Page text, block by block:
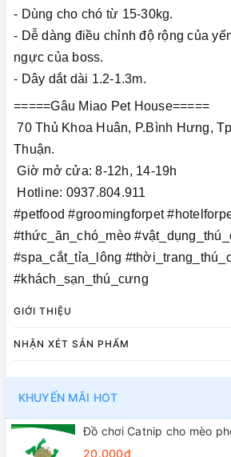
- Dùng cho chó từ 15-30kg.
- Dễ dàng điều chỉnh độ rộng của
ngực của boss.
- Dây dắt dài 1.2-1.3m.
=====Gâu Miao Pet House=====
70 Thủ Khoa Huân, P.Bình Hưng,
Thuận.
Giờ mở cửa: 8-12h, 14-19h
Hotline: 0937.804.911
#petfood #groomingforpet
#thức_ăn_chó_mèo
#spa_cắt_tỉa_lông
#khách_sạn_thú_cưng
GIỚI THIỆU
NHẬN XÉT SẢN PHẨM
KHUYẾN MÃI HOT
Đồ chơi Catnip cho mèo
20.000₫